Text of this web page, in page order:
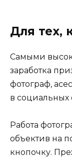
Для тех,
Самыми
заработка
фотограф,
в социальных
Работа
объектив на
кнопочку.